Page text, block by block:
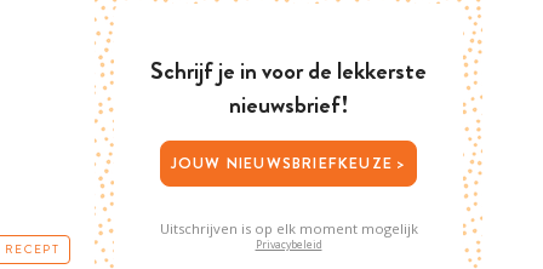
Schrijf je in voor de lekkerste
nieuwsbrief!
JOUW NIEUWSBRIEFKEUZE >
Uitschrijven is op elk moment mogelijk
Privacybeleid